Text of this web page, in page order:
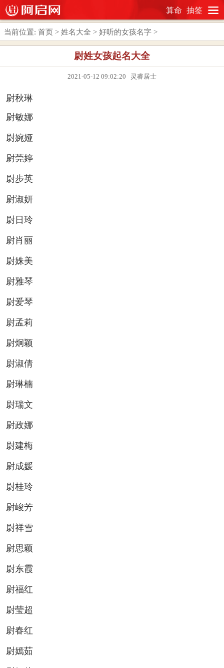
算命 抽签
当前位置: 首页 > 姓名大全 > 好听的女孩名字 >
尉姓女孩起名大全
2021-05-12 09:02:20 灵睿居士
尉秋琳
尉敏娜
尉婉娅
尉莞婷
尉步英
尉淑妍
尉日玲
尉肖丽
尉姝美
尉雅琴
尉爱琴
尉孟莉
尉炯颖
尉淑倩
尉琳楠
尉瑞文
尉政娜
尉建梅
尉成媛
尉桂玲
尉峻芳
尉祥雪
尉思颖
尉东霞
尉福红
尉莹超
尉春红
尉嫣茹